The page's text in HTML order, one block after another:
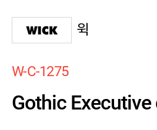
윅
W-C-1275
Gothic Executive